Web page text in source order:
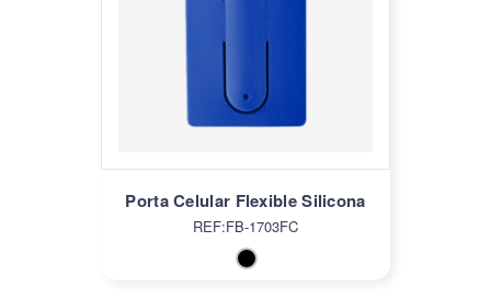
Porta Celular Flexible Silicona
REF:FB-1703FC